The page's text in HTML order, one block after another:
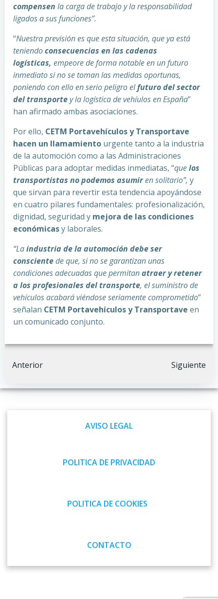
compensen la carga de trabajo y la responsabilidad
ligados a sus funciones”.
“Nuestra previsión es que esta situación, que ya está
teniendoconsecuencias en las cadenas
logísticas, empeore de forma notable en un futuro
inmediato si no se toman las medidas oportunas,
poniendo con ello en serio peligro elfuturo del sector
del transportey la logística de vehíulos en España”
han afirmado ambas asociaciones.
Por ello, CETM Portavehículos y Transportave
hacen un llamamiento urgente tanto a la industria
de la automoción como a las Administraciones
Públicas para adoptar medidas inmediatas, “quelos
transportistas no podemos asumiren solitario”, y
que sirvan para revertir esta tendencia apoyándose
en cuatro pilares fundamentales: profesionalización,
dignidad, seguridad y mejora de las condiciones
económicasy laborales.
“Laindustria de la automoción debe ser
conscientede que, si no se garantizan unas
condiciones adecuadas que permitanatraer y retener
a los profesionales del transporte, el suministro de
vehículos acabará viéndose seriamente comprometido”
señalan CETM Portavehículos y Transportave en
un comunicado conjunto.
Navegación
por
Anterior
Navegación
por
las
Siguiente
AVISO LEGAL
POLITICA DE PRIVACIDAD
POLITICA DE COOKIES
CONTACTO